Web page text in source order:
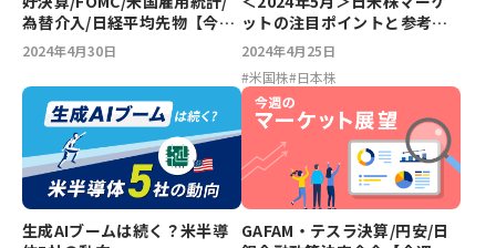
為替介入/日経平均先物【今週
のマーケット展望】
2024年4月30日
ットの注目ポイントと参考銘
柄
2024年4月25日
#米国株#日本株
生成AIブームは続く？米半導
GAFAM・テスラ決算/円安/日